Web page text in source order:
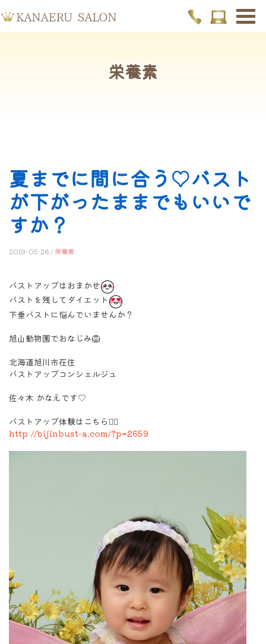
栄養素
夏までに間に合う♡バスト
が下がったままでもいいで
すか？
2019-05-26 / 栄養素
バストアップはおまかせ
バストを残してダイエット
下垂バストに悩んでいませんか？
旭山動物園でおなじみ🦁
北海道旭川市在住
バストアップコンシェルジュ
佐々木 かなえです♡
バストアップ体験はこちら💁‍♀️
http://bijinbust-a.com/?p=2659